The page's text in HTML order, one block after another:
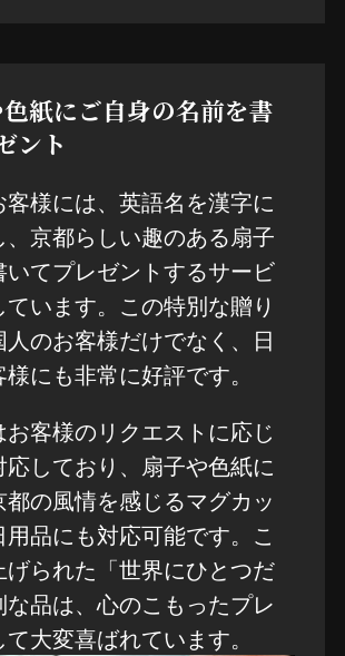
紙にご自身の名前を書
ント
様には、英語名を漢字に
、京都らしい趣のある扇子
てプレゼントするサービ
います。この特別な贈り
のお客様だけでなく、日
にも非常に好評です。
客様のリクエストに応じ
しており、扇子や色紙に
の風情を感じるマグカッ
品にも対応可能です。こ
げられた「世界にひとつだ
品は、心のこもったプレ
大変喜ばれています。